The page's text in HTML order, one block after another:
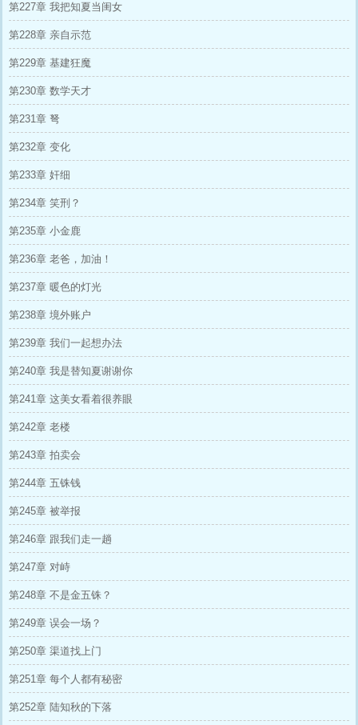
第227章 我把知夏当闺女
第228章 亲自示范
第229章 基建狂魔
第230章 数学天才
第231章 弩
第232章 变化
第233章 奸细
第234章 笑刑？
第235章 小金鹿
第236章 老爸，加油！
第237章 暖色的灯光
第238章 境外账户
第239章 我们一起想办法
第240章 我是替知夏谢谢你
第241章 这美女看着很养眼
第242章 老楼
第243章 拍卖会
第244章 五铢钱
第245章 被举报
第246章 跟我们走一趟
第247章 对峙
第248章 不是金五铢？
第249章 误会一场？
第250章 渠道找上门
第251章 每个人都有秘密
第252章 陆知秋的下落